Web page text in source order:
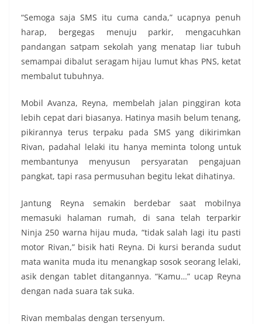
“Semoga saja SMS itu cuma canda,” ucapnya penuh
harap, bergegas menuju parkir, mengacuhkan
pandangan satpam sekolah yang menatap liar tubuh
semampai dibalut seragam hijau lumut khas PNS, ketat
membalut tubuhnya.
Mobil Avanza, Reyna, membelah jalan pinggiran kota
lebih cepat dari biasanya. Hatinya masih belum tenang,
pikirannya terus terpaku pada SMS yang dikirimkan
Rivan, padahal lelaki itu hanya meminta tolong untuk
membantunya menyusun persyaratan pengajuan
pangkat, tapi rasa permusuhan begitu lekat dihatinya.
Jantung Reyna semakin berdebar saat mobilnya
memasuki halaman rumah, di sana telah terparkir
Ninja 250 warna hijau muda, “tidak salah lagi itu pasti
motor Rivan,” bisik hati Reyna. Di kursi beranda sudut
mata wanita muda itu menangkap sosok seorang lelaki,
asik dengan tablet ditangannya. “Kamu…” ucap Reyna
dengan nada suara tak suka.
Rivan membalas dengan tersenyum.